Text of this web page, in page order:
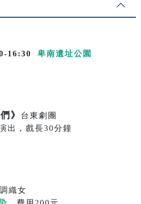
16:30 卑南遺址公園
》
台東劇團
出，戲長30分鐘
織女